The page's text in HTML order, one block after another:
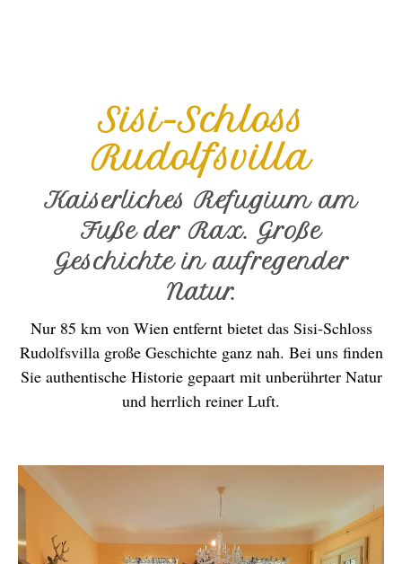
Sisi-Schloss
Rudolfsvilla
Kaiserliches Refugium am
Fuße der Rax. Große
Geschichte in aufregender
Natur.
Nur 85 km von Wien entfernt bietet das Sisi-Schloss
Rudolfsvilla große Geschichte ganz nah. Bei uns finden
Sie authentische Historie gepaart mit unberührter Natur
und herrlich reiner Luft.